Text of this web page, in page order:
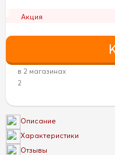
Акция
в 2 магазинах
2
Описание
Характеристики
Отзывы